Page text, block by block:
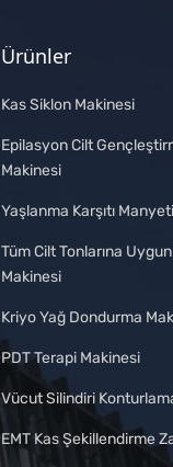
Ürünler
Kas Siklon Makinesi
Epilasyon Cilt
Makinesi
Yaşlanma Karşıtı
Tüm Cilt Tonlarına
Makinesi
Kriyo Yağ Dondurma
PDT Terapi Makinesi
Vücut Silindiri
EMT Kas Şekillendirme